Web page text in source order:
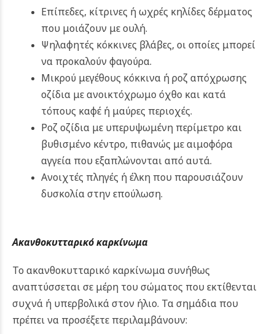
Επίπεδες, κίτρινες ή ωχρές κηλίδες δέρματος
που μοιάζουν με ουλή.
Ψηλαφητές κόκκινες βλάβες, οι οποίες μπορεί
να προκαλούν φαγούρα.
Μικρού μεγέθους κόκκινα ή ροζ απόχρωσης
οζίδια με ανοικτόχρωμο όχθο και κατά
τόπους καφέ ή μαύρες περιοχές.
Ροζ οζίδια με υπερυψωμένη περίμετρο και
βυθισμένο κέντρο, πιθανώς με αιμοφόρα
αγγεία που εξαπλώνονται από αυτά.
Ανοιχτές πληγές ή έλκη που παρουσιάζουν
δυσκολία στην επούλωση.
Ακανθοκυτταρικό καρκίνωμα
Το ακανθοκυτταρικό καρκίνωμα συνήθως
αναπτύσσεται σε μέρη του σώματος που εκτίθενται
συχνά ή υπερβολικά στον ήλιο. Τα σημάδια που
πρέπει να προσέξετε περιλαμβάνουν: